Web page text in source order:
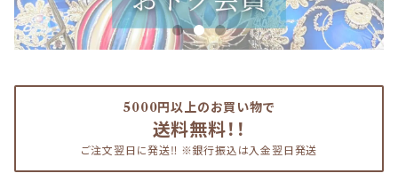
5000円以上のお買い物で
送料無料！！
ご注文翌日に発送‼︎ ※銀行振込は入金翌日発送